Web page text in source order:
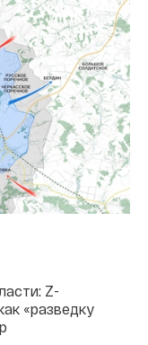
Z-
«разведку